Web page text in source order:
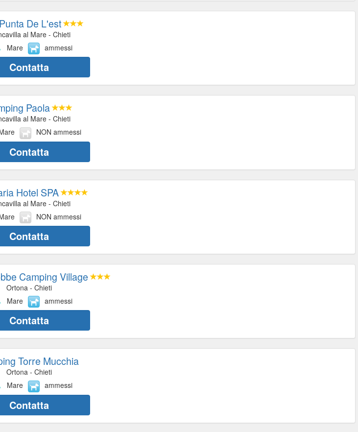
De L'est
al Mare - Chieti
Mare
ammessi
Contatta
Paola
al Mare - Chieti
NON ammessi
Contatta
Hotel SPA
al Mare - Chieti
NON ammessi
Contatta
Camping Village
Ortona - Chieti
Mare
ammessi
Contatta
Torre Mucchia
Ortona - Chieti
Mare
ammessi
Contatta